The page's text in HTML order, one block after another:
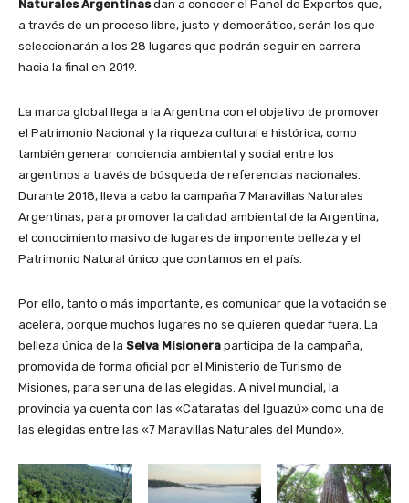
Naturales Argentinasdan a conocer el Panel de Expertos que,
a través de un proceso libre, justo y democrático, serán los que
seleccionarán a los 28 lugares que podrán seguir en carrera
hacia la final en 2019.
La marca global llega a la Argentina con el objetivo de promover
el Patrimonio Nacional y la riqueza cultural e histórica, como
también generar conciencia ambiental y social entre los
argentinos a través de búsqueda de referencias nacionales.
Durante 2018, lleva a cabo la campaña 7 Maravillas Naturales
Argentinas, para promover la calidad ambiental de la Argentina,
el conocimiento masivo de lugares de imponente belleza y el
Patrimonio Natural único que contamos en el país.
Por ello, tanto o más importante, es comunicar que la votación se
acelera, porque muchos lugares no se quieren quedar fuera. La
belleza única de la Selva Misionera participa de la campaña,
promovida de forma oficial por el Ministerio de Turismo de
Misiones, para ser una de las elegidas. A nivel mundial, la
provincia ya cuenta con las «Cataratas del Iguazú» como una de
las elegidas entre las «7 Maravillas Naturales del Mundo».